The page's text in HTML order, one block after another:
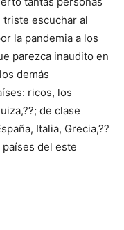
triste escuchar al
la pandemia a los
parezca inaudito en
demás
ricos, los
de clase
Italia, Grecia,??
del este